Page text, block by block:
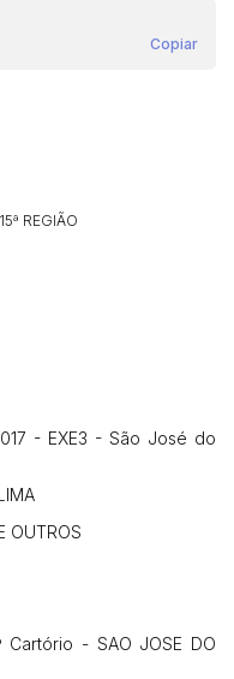
Copiar
REGIÃO
- EXE3 - São José do
OUTROS
- SAO JOSE DO